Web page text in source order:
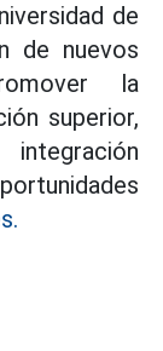
de
de nuevos
la
superior,